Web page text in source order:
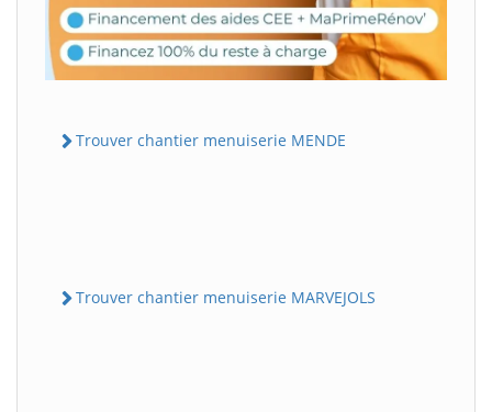
Trouver chantier menuiserie MENDE
Trouver chantier menuiserie MARVEJOLS